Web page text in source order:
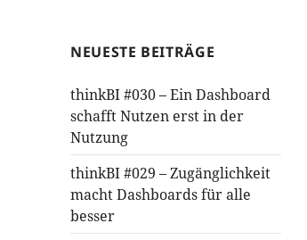
NEUESTE BEITRÄGE
thinkBI #030 – Ein Dashboard
schafft Nutzen erst in der
Nutzung
thinkBI #029 – Zugänglichkeit
macht Dashboards für alle
besser